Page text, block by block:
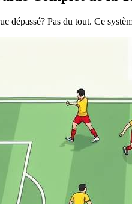
dépassé? Pas du tout. Ce